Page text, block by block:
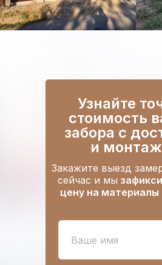
Узнайте
стоимость
забора с
и
Закажите выезд
сейчас и мы
цену на материалы